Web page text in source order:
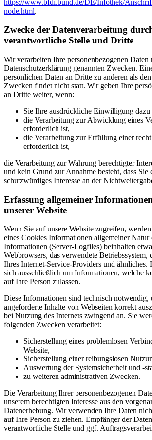
https://www.bfdi.bund.de/DE/Infothek/
node.html.
Zwecke der Datenverarbeitung
verantwortliche Stelle und Dritte
Wir verarbeiten Ihre personenbezogenen Daten
Datenschutzerklärung genannten Zwecken.
persönlichen Daten an Dritte zu anderen als
Zwecken findet nicht statt. Wir geben Ihre
an Dritte weiter, wenn:
Sie Ihre ausdrückliche Einwilligung dazu
die Verarbeitung zur Abwicklung eines
erforderlich ist,
die Verarbeitung zur Erfüllung einer
erforderlich ist,
die Verarbeitung zur Wahrung berechtigter
und kein Grund zur Annahme besteht, dass Sie
schutzwürdiges Interesse an der
Erfassung allgemeiner
unserer Website
Wenn Sie auf unsere Website zugreifen,
eines Cookies Informationen allgemeiner Natur
Informationen (Server-Logfiles) beinhalten
Webbrowsers, das verwendete Betriebssystem,
Ihres Internet-Service-Providers und ähnliches.
sich ausschließlich um Informationen, welche
auf Ihre Person zulassen.
Diese Informationen sind technisch notwendig,
angeforderte Inhalte von Webseiten korrekt
bei Nutzung des Internets zwingend an. Sie
folgenden Zwecken verarbeitet:
Sicherstellung eines problemlosen
Website,
Sicherstellung einer reibungslosen
Auswertung der Systemsicherheit und -
zu weiteren administrativen Zwecken.
Die Verarbeitung Ihrer personenbezogenen
unserem berechtigten Interesse aus den
Datenerhebung. Wir verwenden Ihre Daten
auf Ihre Person zu ziehen. Empfänger der
verantwortliche Stelle und ggf.